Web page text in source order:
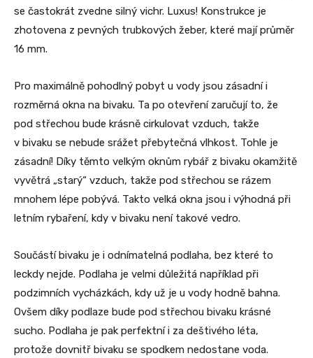
se častokrát zvedne silný vichr. Luxus! Konstrukce je
zhotovena z pevných trubkových žeber, které mají průměr
16 mm.
Pro maximálně pohodlný pobyt u vody jsou zásadní i
rozměrná okna na bivaku. Ta po otevření zaručují to, že
pod střechou bude krásně cirkulovat vzduch, takže
v bivaku se nebude srážet přebytečná vlhkost. Tohle je
zásadní! Díky těmto velkým oknům rybář z bivaku okamžitě
vyvětrá „starý“ vzduch, takže pod střechou se rázem
mnohem lépe pobývá. Takto velká okna jsou i výhodná při
letním rybaření, kdy v bivaku není takové vedro.
Součástí bivaku je i odnímatelná podlaha, bez které to
leckdy nejde. Podlaha je velmi důležitá například při
podzimních vycházkách, kdy už je u vody hodně bahna.
Ovšem díky podlaze bude pod střechou bivaku krásné
sucho. Podlaha je pak perfektní i za deštivého léta,
protože dovnitř bivaku se spodkem nedostane voda.